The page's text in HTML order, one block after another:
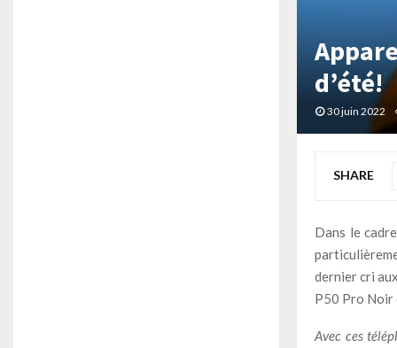
d’été!
30 juin 2022
SHARE
Dans le
dernier cri
P50 Pro Noir
Avec ces